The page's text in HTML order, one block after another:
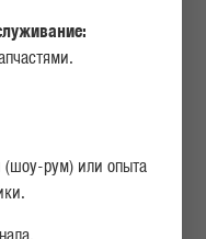
(шоу-рум) или опыта